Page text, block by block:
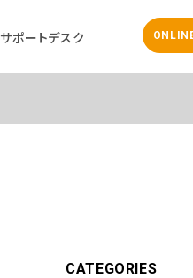
サポートデスク
CATEGORIES